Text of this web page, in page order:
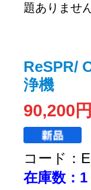
題ありませ
ReSPR/
浄機
90,200
コード：
在庫数：1